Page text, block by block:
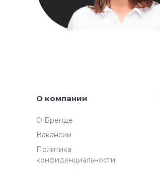
О компании
О Бренде
Вакансии
Политика
конфиденциальности